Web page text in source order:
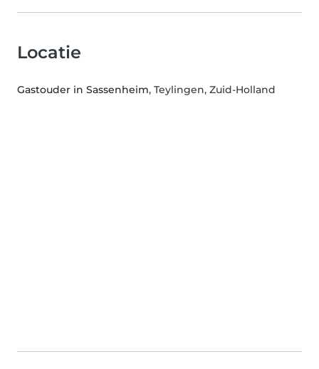
Locatie
Gastouder in Sassenheim, Teylingen, Zuid-Holland